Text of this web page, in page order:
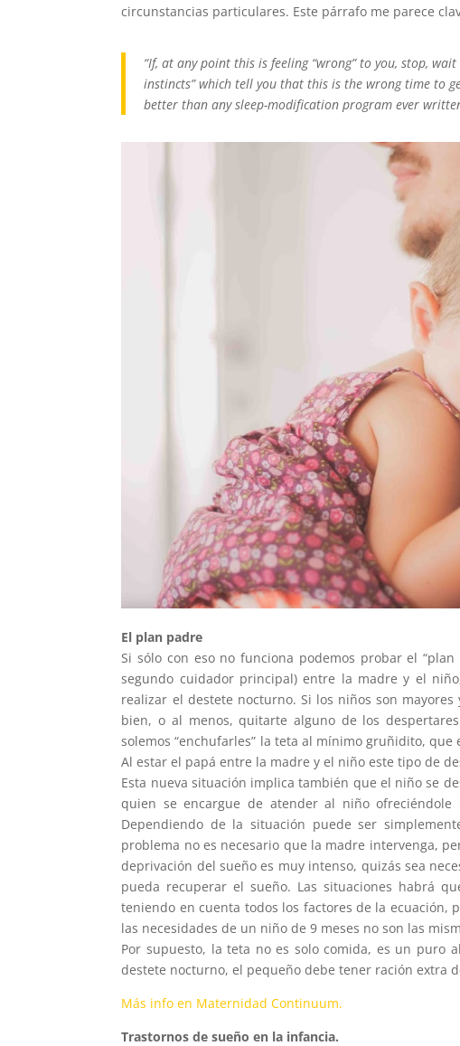
circunstancias particulares. Este párrafo me parece
“If, at any point this is feeling “wrong” to you, stop,
instincts” which tell you that this is the wrong time to
better than any sleep-modification program ever
El plan padre
Si sólo con eso no funciona podemos probar el
segundo cuidador principal) entre la madre y el
realizar el destete nocturno. Si los niños son
bien, o al menos, quitarte alguno de los
solemos “enchufarles” la teta al mínimo gruñidito,
Al estar el papá entre la madre y el niño este tipo de
Esta nueva situación implica también que el niño se
quien se encargue de atender al niño
Dependiendo de la situación puede ser
problema no es necesario que la madre intervenga,
deprivación del sueño es muy intenso, quizás sea
pueda recuperar el sueño. Las situaciones habrá
teniendo en cuenta todos los factores de la
las necesidades de un niño de 9 meses no son las
Por supuesto, la teta no es solo comida, es un puro
destete nocturno, el pequeño debe tener ración extra
Más info en Maternidad Continuum.
Trastornos de sueño en la infancia.